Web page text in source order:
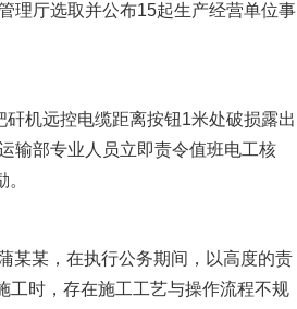
理厅选取并公布15起生产经营单位事
机远控电缆距离按钮1米处破损露出
输部专业人员立即责令值班电工核
某，在执行公务期间，以高度的责
工时，存在施工工艺与操作流程不规